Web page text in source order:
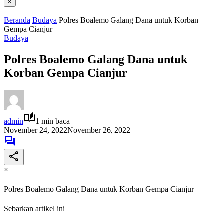
×
Beranda Budaya Polres Boalemo Galang Dana untuk Korban
Gempa Cianjur
Budaya
Polres Boalemo Galang Dana untuk
Korban Gempa Cianjur
admin
1 min baca
November 24, 2022November 26, 2022
×
Polres Boalemo Galang Dana untuk Korban Gempa Cianjur
Sebarkan artikel ini